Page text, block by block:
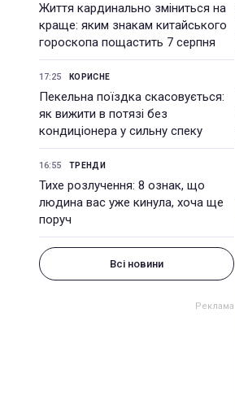
Життя кардинально зміниться на
краще: яким знакам китайського
гороскопа пощастить 7 серпня
17:25 КОРИСНЕ
Пекельна поїздка скасовується:
як вижити в потязі без
кондиціонера у сильну спеку
16:55 ТРЕНДИ
Тихе розлучення: 8 ознак, що
людина вас уже кинула, хоча ще
поруч
Всі новини